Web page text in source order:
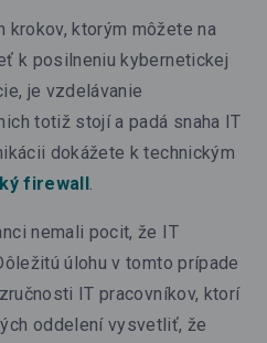
krokov, ktorým môžete na
k posilneniu kybernetickej
je vzdelávanie
totiž stojí a padá snaha IT
dokážete k technickým
firewall.
nemali pocit, že IT
úlohu v tomto prípade
IT pracovníkov, ktorí
oddelení vysvetliť, že